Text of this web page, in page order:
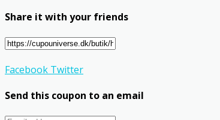
Share it with your friends
Facebook Twitter
Send this coupon to an email